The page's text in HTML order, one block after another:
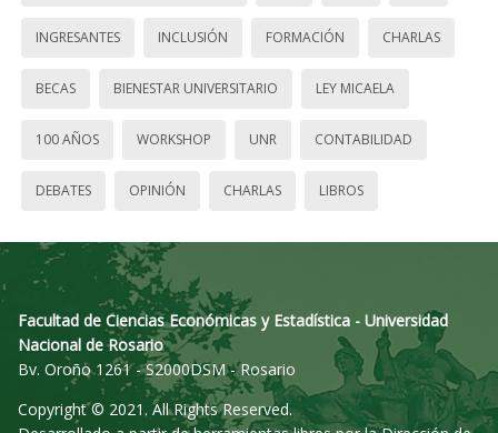
INGRESANTES INCLUSIÓN FORMACIÓN CHARLAS
BECAS BIENESTAR UNIVERSITARIO LEY MICAELA
100 AÑOS WORKSHOP UNR CONTABILIDAD
DEBATES OPINIÓN CHARLAS LIBROS
Facultad de Ciencias Económicas y Estadística - Universidad
Nacional de Rosario
Bv. Oroño 1261 - S2000DSM - Rosario
Copyright © 2021. All Rights Reserved.